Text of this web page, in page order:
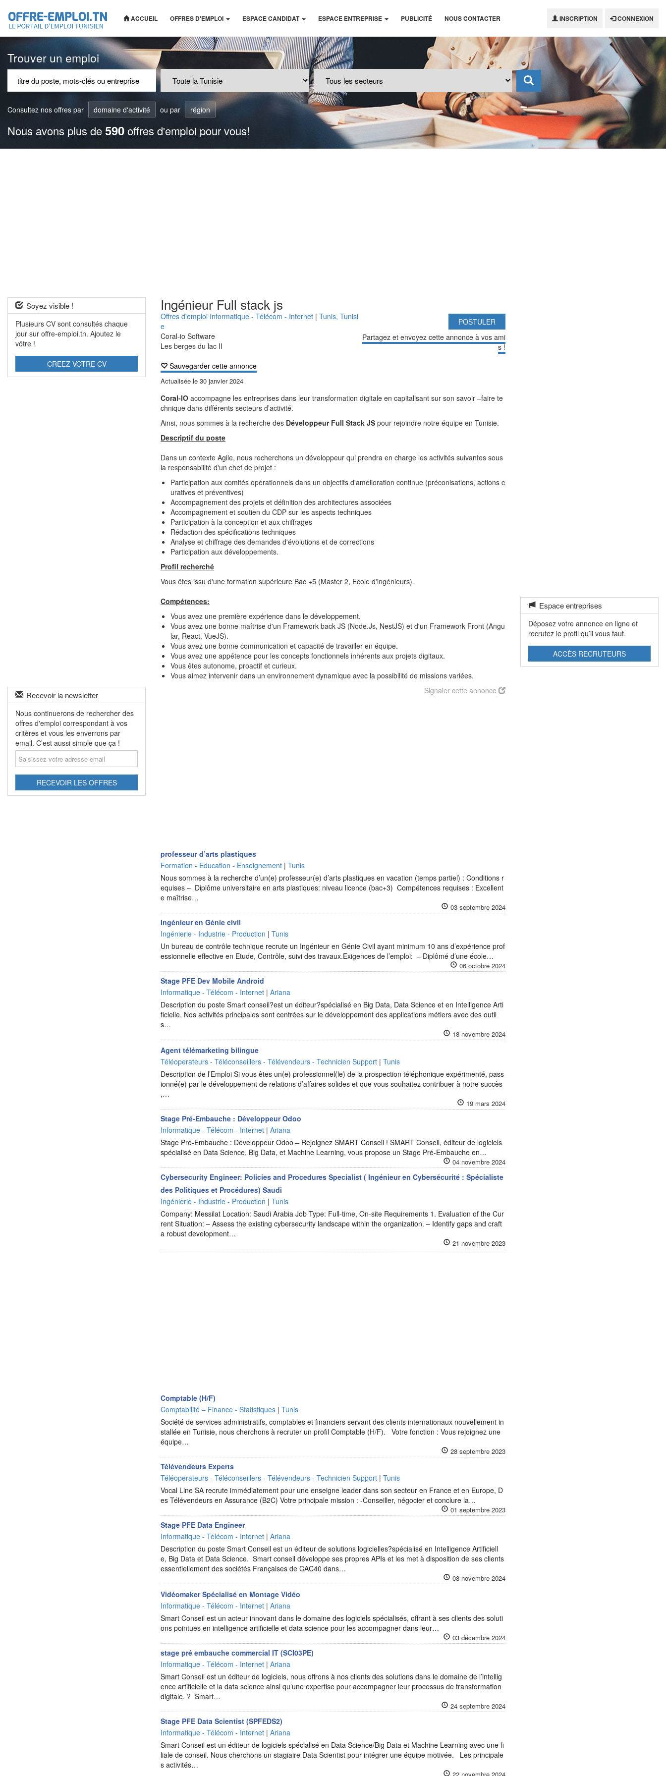
ACCUEIL OFFRES D'EMPLOI ESPACE CANDIDAT ESPACE ENTREPRISE PUBLICITÉ NOUS CONTACTER INSCRIPTION CONNEXION
Trouver un emploi
Consultez nos offres par domaine d'activité ou par région
Nous avons plus de590offres d'emploi pour vous!
Soyez visible !
Plusieurs CV sont consultés chaque
jour sur offre-emploi.tn. Ajoutez le
vôtre !
CREEZ VOTRE CV
Recevoir la newsletter
Nous continuerons de rechercher des
offres d'emploi correspondant à vos
critères et vous les enverrons par
email. C’est aussi simple que ça !
Saisissez
votre
adresse
RECEVOIR LES OFFRES
Ingénieur Full stack js
Offres d'emploi Informatique - Télécom - Internet |Tunis, Tunisi
e
Coral-io Software
Les berges du lac II
Sauvegarder cette annonce
Actualisée le30 janvier 2024
POSTULER
Partagez et envoyez cette annonce à vos ami
s !
Coral-IOaccompagne les entreprises dans leur transformation digitale en capitalisant sur son savoir –faire te
chnique dans différents secteurs d’activité.
Ainsi, nous sommes à la recherche des Développeur Full Stack JS pour rejoindre notre équipe en Tunisie.
Descriptif du poste
Dans un contexte Agile, nous recherchons un développeur qui prendra en charge les activités suivantes sous
la responsabilité d'un chef de projet :
Participation aux comités opérationnels dans un objectifs d'amélioration continue (préconisations, actions c
uratives et préventives)
Accompagnement des projets et définition des architectures associées
Accompagnement et soutien du CDP sur les aspects techniques
Participation à la conception et aux chiffrages
Rédaction des spécifications techniques
Analyse et chiffrage des demandes d'évolutions et de corrections
Participation aux développements.
Profil recherché
Vous êtes issu d'une formation supérieure Bac +5 (Master 2, Ecole d'ingénieurs).
Compétences:
Vous avez une première expérience dans le développement.
Vous avez une bonne maîtrise d'un Framework back JS (Node.Js, NestJS) et d'un Framework Front (Angu
lar, React, VueJS).
Vous avez une bonne communication et capacité de travailler en équipe.
Vous avez une appétence pour les concepts fonctionnels inhérents aux projets digitaux.
Vous êtes autonome, proactif et curieux.
Vous aimez intervenir dans un environnement dynamique avec la possibilité de missions variées.
Signaler cette annonce
professeur d’arts plastiques
Formation - Education - Enseignement |Tunis
Nous sommes à la recherche d’un(e) professeur(e) d’arts plastiques en vacation (temps partiel) : Conditions r
equises – Diplôme universitaire en arts plastiques: niveau licence (bac+3) Compétences requises : Excellent
e maîtrise…
03 septembre 2024
Ingénieur en Génie civil
Ingénierie - Industrie - Production |Tunis
Un bureau de contrôle technique recrute un Ingénieur en Génie Civil ayant minimum 10 ans d’expérience prof
essionnelle effective en Etude, Contrôle, suivi des travaux.Exigences de l’emploi: – Diplômé d’une école…
06 octobre 2024
Stage PFE Dev Mobile Android
Informatique - Télécom - Internet |Ariana
Description du poste Smart conseil?est un éditeur?spécialisé en Big Data, Data Science et en Intelligence Arti
ficielle. Nos activités principales sont centrées sur le développement des applications métiers avec des outil
s…
18 novembre 2024
Agent télémarketing bilingue
Téléoperateurs - Téléconseillers - Télévendeurs - Technicien Support |Tunis
Description de l’Emploi Si vous êtes un(e) professionnel(le) de la prospection téléphonique expérimenté, pass
ionné(e) par le développement de relations d’affaires solides et que vous souhaitez contribuer à notre succès
,…
19 mars 2024
Stage Pré-Embauche : Développeur Odoo
Informatique - Télécom - Internet |Ariana
Stage Pré-Embauche : Développeur Odoo – Rejoignez SMART Conseil ! SMART Conseil, éditeur de logiciels
spécialisé en Data Science, Big Data, et Machine Learning, vous propose un Stage Pré-Embauche en…
04 novembre 2024
Cybersecurity Engineer: Policies and Procedures Specialist ( Ingénieur en Cybersécurité : Spécialiste
des Politiques et Procédures) Saudi
Ingénierie - Industrie - Production |Tunis
Company: Messilat Location: Saudi Arabia Job Type: Full-time, On-site Requirements 1. Evaluation of the Cur
rent Situation: – Assess the existing cybersecurity landscape within the organization. – Identify gaps and craft
a robust development…
21 novembre 2023
Comptable (H/F)
Comptabilité – Finance - Statistiques |Tunis
Société de services administratifs, comptables et financiers servant des clients internationaux nouvellement in
stallée en Tunisie, nous cherchons à recruter un profil Comptable (H/F). Votre fonction : Vous rejoignez une
équipe…
28 septembre 2023
Télévendeurs Experts
Téléoperateurs - Téléconseillers - Télévendeurs - Technicien Support |Tunis
Vocal Line SA recrute immédiatement pour une enseigne leader dans son secteur en France et en Europe, D
es Télévendeurs en Assurance (B2C) Votre principale mission : -Conseiller, négocier et conclure la…
01 septembre 2023
Stage PFE Data Engineer
Informatique - Télécom - Internet |Ariana
Description du poste Smart Conseil est un éditeur de solutions logicielles?spécialisé en Intelligence Artificiell
e, Big Data et Data Science. Smart conseil développe ses propres APIs et les met à disposition de ses clients
essentiellement des sociétés Françaises de CAC40 dans…
08 novembre 2024
Vidéomaker Spécialisé en Montage Vidéo
Informatique - Télécom - Internet |Ariana
Smart Conseil est un acteur innovant dans le domaine des logiciels spécialisés, offrant à ses clients des soluti
ons pointues en intelligence artificielle et data science pour les accompagner dans leur…
03 décembre 2024
stage pré embauche commercial IT (SCI03PE)
Informatique - Télécom - Internet |Ariana
Smart Conseil est un éditeur de logiciels, nous offrons à nos clients des solutions dans le domaine de l’intellig
ence artificielle et la data science ainsi qu’une expertise pour accompagner leur processus de transformation
digitale. ? Smart…
24 septembre 2024
Stage PFE Data Scientist (SPFEDS2)
Informatique - Télécom - Internet |Ariana
Smart Conseil est un éditeur de logiciels spécialisé en Data Science/Big Data et Machine Learning avec une fi
liale de conseil. Nous cherchons un stagiaire Data Scientist pour intégrer une équipe motivée. Les principale
s activités…
Espace entreprises
Déposez votre annonce en ligne et
recrutez le profil qu’il vous faut.
ACCÈS RECRUTEURS